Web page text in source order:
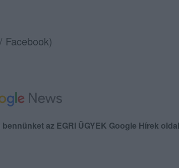
Facebook)
az EGRI ÜGYEK Google Hírek